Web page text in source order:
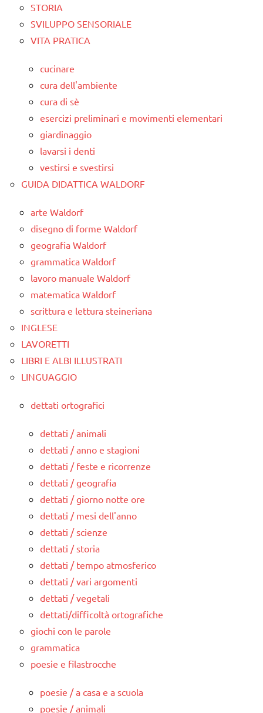
STORIA
SVILUPPO SENSORIALE
VITA PRATICA
cucinare
cura dell'ambiente
cura di sè
esercizi preliminari e movimenti elementari
giardinaggio
lavarsi i denti
vestirsi e svestirsi
GUIDA DIDATTICA WALDORF
arte Waldorf
disegno di forme Waldorf
geografia Waldorf
grammatica Waldorf
lavoro manuale Waldorf
matematica Waldorf
scrittura e lettura steineriana
INGLESE
LAVORETTI
LIBRI E ALBI ILLUSTRATI
LINGUAGGIO
dettati ortografici
dettati / animali
dettati / anno e stagioni
dettati / feste e ricorrenze
dettati / geografia
dettati / giorno notte ore
dettati / mesi dell'anno
dettati / scienze
dettati / storia
dettati / tempo atmosferico
dettati / vari argomenti
dettati / vegetali
dettati/difficoltà ortografiche
giochi con le parole
grammatica
poesie e filastrocche
poesie / a casa e a scuola
poesie / animali